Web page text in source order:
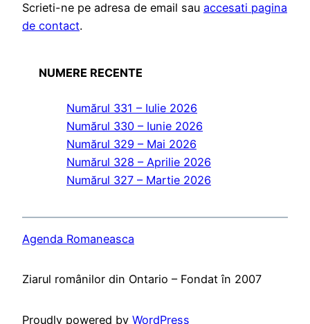
Scrieti-ne pe adresa de email sau accesati pagina
de contact.
NUMERE RECENTE
Numărul 331 – Iulie 2026
Numărul 330 – Iunie 2026
Numărul 329 – Mai 2026
Numărul 328 – Aprilie 2026
Numărul 327 – Martie 2026
Agenda Romaneasca
Ziarul românilor din Ontario – Fondat în 2007
Proudly powered by WordPress